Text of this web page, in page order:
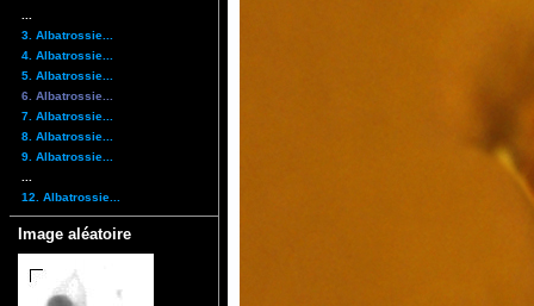
3. Albatrossie...
4. Albatrossie...
5. Albatrossie...
6. Albatrossie...
7. Albatrossie...
8. Albatrossie...
9. Albatrossie...
12. Albatrossie...
Image aléatoire